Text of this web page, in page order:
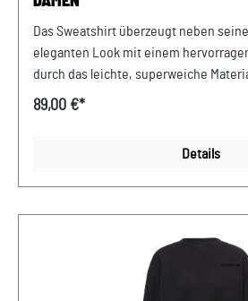
Das Sweatshirt überzeugt neben
eleganten Look mit einem
durch das leichte, superweiche
Passform und gut sitzende Bündchen.
Weichspüler verwenden. Nur
GmbH Porsche Zentrum
Porsche-Straße 1 94447 Plattling USt-
89,00 €*
Details